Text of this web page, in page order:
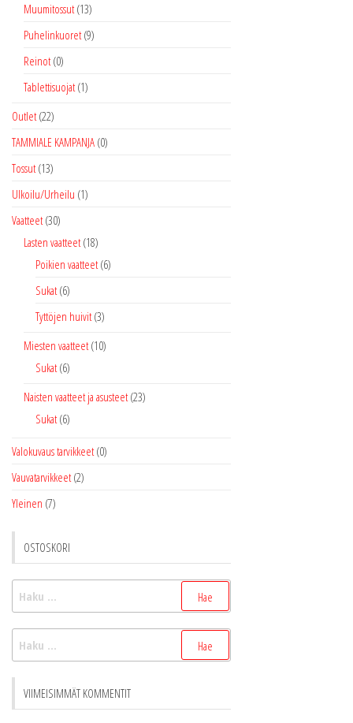
Muumitossut (13)
Puhelinkuoret (9)
Reinot (0)
Tablettisuojat (1)
Outlet (22)
TAMMIALE KAMPANJA (0)
Tossut (13)
Ulkoilu/Urheilu (1)
Vaatteet (30)
Lasten vaatteet (18)
Poikien vaatteet (6)
Sukat (6)
Tyttöjen huivit (3)
Miesten vaatteet (10)
Sukat (6)
Naisten vaatteet ja asusteet (23)
Sukat (6)
Valokuvaus tarvikkeet (0)
Vauvatarvikkeet (2)
Yleinen (7)
OSTOSKORI
Haku:
Haku:
VIIMEISIMMÄT KOMMENTIT